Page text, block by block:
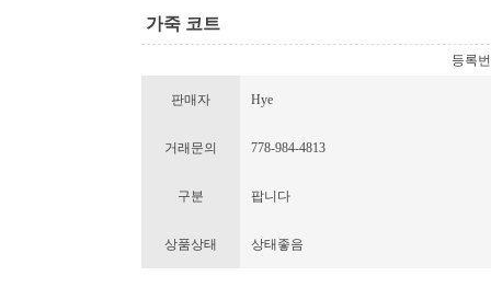
가죽 코트
등록
판매자 Hye
거래문의 778-984-4813
구분 팝니다
상품상태 상태좋음